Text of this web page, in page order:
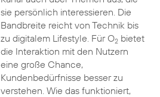
sie persönlich interessieren. Die
Bandbreite reicht von Technik bis
zu digitalem Lifestyle. Für O2bietet
die Interaktion mit den Nutzern
eine große Chance,
Kundenbedürfnisse besser zu
verstehen. Wie das funktioniert,